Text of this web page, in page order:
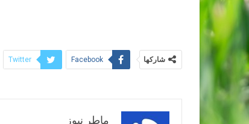
شاركها Facebook
Twitter
ماطر نيوز